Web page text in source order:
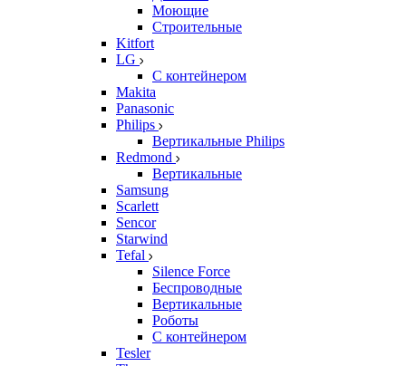
Моющие
Строительные
Kitfort
LG
С контейнером
Makita
Panasonic
Philips
Вертикальные Philips
Redmond
Вертикальные
Samsung
Scarlett
Sencor
Starwind
Tefal
Silence Force
Беспроводные
Вертикальные
Роботы
С контейнером
Tesler